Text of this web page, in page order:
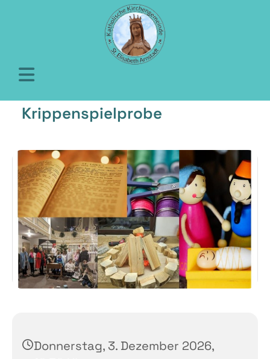
Krippenspielprobe
Donnerstag, 3. Dezember 2026,